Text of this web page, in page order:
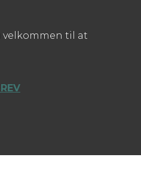
velkommen til at